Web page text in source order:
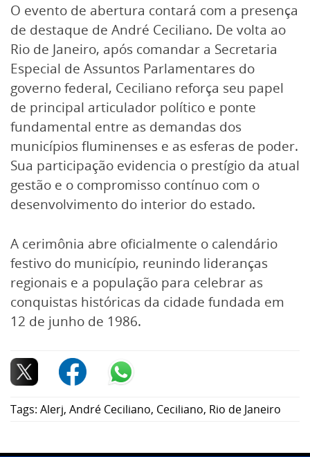
O evento de abertura contará com a presença
de destaque de André Ceciliano. De volta ao
Rio de Janeiro, após comandar a Secretaria
Especial de Assuntos Parlamentares do
governo federal, Ceciliano reforça seu papel
de principal articulador político e ponte
fundamental entre as demandas dos
municípios fluminenses e as esferas de poder.
Sua participação evidencia o prestígio da atual
gestão e o compromisso contínuo com o
desenvolvimento do interior do estado.
A cerimônia abre oficialmente o calendário
festivo do município, reunindo lideranças
regionais e a população para celebrar as
conquistas históricas da cidade fundada em
12 de junho de 1986.
Tags: Alerj, André Ceciliano, Ceciliano, Rio de Janeiro